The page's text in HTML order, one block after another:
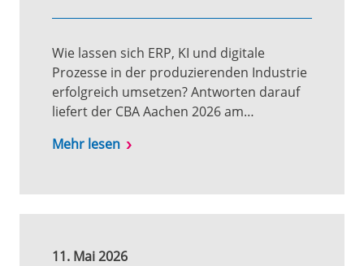
Wie lassen sich ERP, KI und digitale
Prozesse in der produzierenden Industrie
erfolgreich umsetzen? Antworten darauf
liefert der CBA Aachen 2026 am…
Mehr lesen
11. Mai 2026